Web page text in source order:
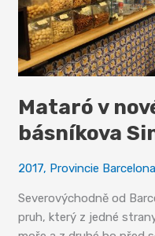
Mataró v
básníkova
2017, Provincie Barcelona
Severovýchodně od
pruh, který z jedné